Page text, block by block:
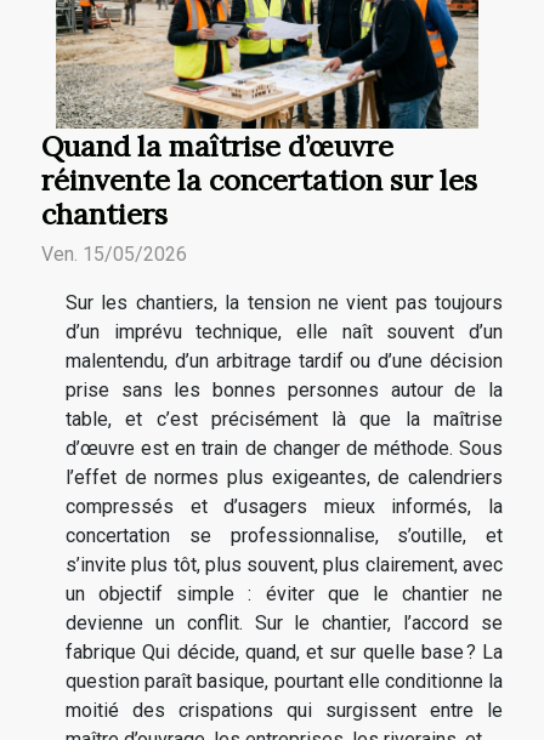
Quand la maîtrise d’œuvre
réinvente la concertation sur les
chantiers
Ven. 15/05/2026
Sur les chantiers, la tension ne vient pas toujours
d’un imprévu technique, elle naît souvent d’un
malentendu, d’un arbitrage tardif ou d’une décision
prise sans les bonnes personnes autour de la
table, et c’est précisément là que la maîtrise
d’œuvre est en train de changer de méthode. Sous
l’effet de normes plus exigeantes, de calendriers
compressés et d’usagers mieux informés, la
concertation se professionnalise, s’outille, et
s’invite plus tôt, plus souvent, plus clairement, avec
un objectif simple : éviter que le chantier ne
devienne un conflit. Sur le chantier, l’accord se
fabrique Qui décide, quand, et sur quelle base ? La
question paraît basique, pourtant elle conditionne la
moitié des crispations qui surgissent entre le